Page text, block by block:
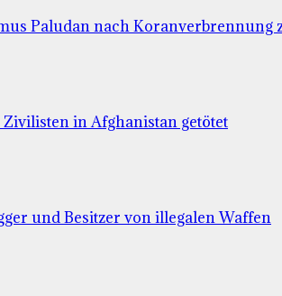
Paludan nach
in Afghanistan getötet
und Besitzer von illegalen Waffen